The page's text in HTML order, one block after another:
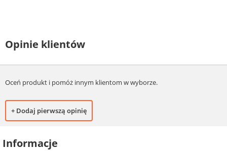
Opinie klientów
Oceń produkt i pomóż innym klientom w wyborze.
+ Dodaj pierwszą opinię
Informacje